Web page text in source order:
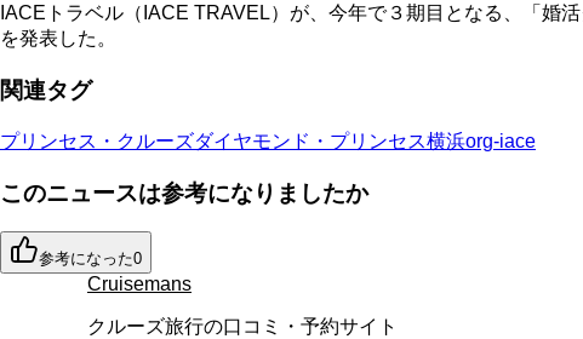
IACEトラベル（IACE TRAVEL）が、今年で３期目となる、「婚
を発表した。
関連タグ
プリンセス・クルーズダイヤモンド・プリンセス横浜org-iace
このニュースは参考になりましたか
参考になった0
Cruisemans
クルーズ旅行の口コミ・予約サイト